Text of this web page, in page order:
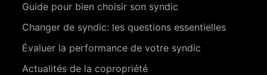
Guide pour bien choisir son syndic
Changer de syndic: les questions essentielles
Évaluer la performance de votre syndic
Actualités de la copropriété